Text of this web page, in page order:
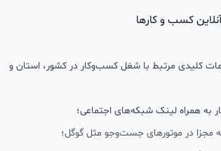
کسب و کارها
کلمات کلیدی مرتبط با شغل کسب‌وکار در کشور، استان و
همراه لینک شبکه‌های اجتماعی؛
مجزا در موتورهای جست‌وجو مثل گوگل؛